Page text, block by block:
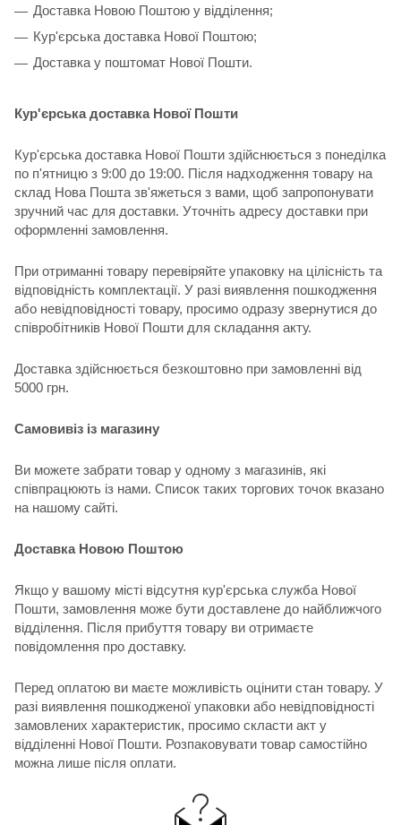
Доставка Новою Поштою у відділення;
Кур'єрська доставка Нової Поштою;
Доставка у поштомат Нової Пошти.
Кур'єрська доставка Нової Пошти
Кур'єрська доставка Нової Пошти здійснюється з понеділка
по п'ятницю з 9:00 до 19:00. Після надходження товару на
склад Нова Пошта зв'яжеться з вами, щоб запропонувати
зручний час для доставки. Уточніть адресу доставки при
оформленні замовлення.
При отриманні товару перевіряйте упаковку на цілісність та
відповідність комплектації. У разі виявлення пошкодження
або невідповідності товару, просимо одразу звернутися до
співробітників Нової Пошти для складання акту.
Доставка здійснюється безкоштовно при замовленні від
5000 грн.
Самовивіз із магазину
Ви можете забрати товар у одному з магазинів, які
співпрацюють із нами. Список таких торгових точок вказано
на нашому сайті.
Доставка Новою Поштою
Якщо у вашому місті відсутня кур'єрська служба Нової
Пошти, замовлення може бути доставлене до найближчого
відділення. Після прибуття товару ви отримаєте
повідомлення про доставку.
Перед оплатою ви маєте можливість оцінити стан товару. У
разі виявлення пошкодженої упаковки або невідповідності
замовлених характеристик, просимо скласти акт у
відділенні Нової Пошти. Розпаковувати товар самостійно
можна лише після оплати.